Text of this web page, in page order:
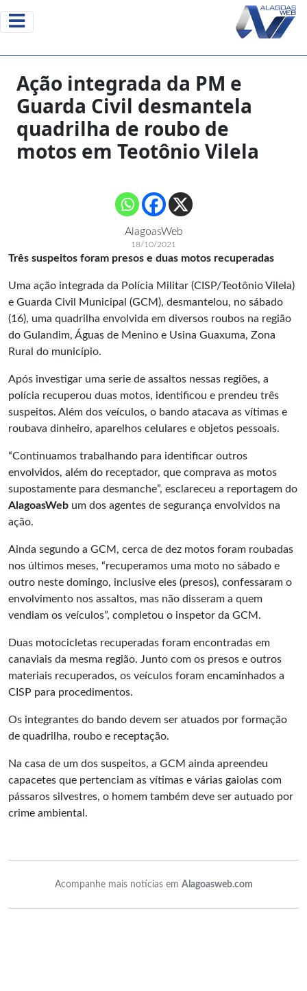
Ação integrada da PM e
Guarda Civil desmantela
quadrilha de roubo de
motos em Teotônio Vilela
AlagoasWeb
18/10/2021
Três suspeitos foram presos e duas motos recuperadas
Uma ação integrada da Polícia Militar (CISP/Teotônio Vilela)
e Guarda Civil Municipal (GCM), desmantelou, no sábado
(16), uma quadrilha envolvida em diversos roubos na região
do Gulandim, Águas de Menino e Usina Guaxuma, Zona
Rural do município.
Após investigar uma serie de assaltos nessas regiões, a
polícia recuperou duas motos, identificou e prendeu três
suspeitos. Além dos veículos, o bando atacava as vítimas e
roubava dinheiro, aparelhos celulares e objetos pessoais.
“Continuamos trabalhando para identificar outros
envolvidos, além do receptador, que comprava as motos
supostamente para desmanche”, esclareceu a reportagem do
AlagoasWeb um dos agentes de segurança envolvidos na
ação.
Ainda segundo a GCM, cerca de dez motos foram roubadas
nos últimos meses, “recuperamos uma moto no sábado e
outro neste domingo, inclusive eles (presos), confessaram o
envolvimento nos assaltos, mas não disseram a quem
vendiam os veículos”, completou o inspetor da GCM.
Duas motocicletas recuperadas foram encontradas em
canaviais da mesma região. Junto com os presos e outros
materiais recuperados, os veículos foram encaminhados a
CISP para procedimentos.
Os integrantes do bando devem ser atuados por formação
de quadrilha, roubo e receptação.
Na casa de um dos suspeitos, a GCM ainda apreendeu
capacetes que pertenciam as vítimas e várias gaiolas com
pássaros silvestres, o homem também deve ser autuado por
crime ambiental.
Acompanhe mais notícias em Alagoasweb.com